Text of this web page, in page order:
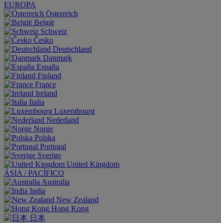
EUROPA
Österreich
België
Schweiz
Česko
Deutschland
Danmark
España
Finland
France
Ireland
Italia
Luxembourg
Nederland
Norge
Polska
Portugal
Sverige
United Kingdom
ÁSIA / PACÍFICO
Australia
India
New Zealand
Hong Kong
日本